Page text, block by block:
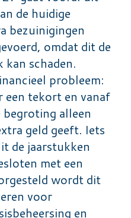
de huidige
bezuinigingen
omdat dit de
schaden.
probleem:
tekort en vanaf
alleen
geld geeft. Iets
de jaarstukken
met een
wordt dit
voor
en